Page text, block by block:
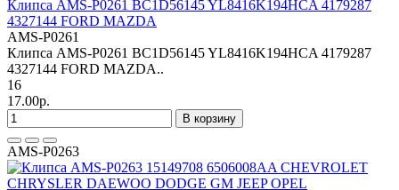
Клипса AMS-P0261 BC1D56145 YL8416K194HCA 4179287
4327144 FORD MAZDA
AMS-P0261
Клипса AMS-P0261 BC1D56145 YL8416K194HCA 4179287
4327144 FORD MAZDA..
16
17.00р.
В корзину
AMS-P0263